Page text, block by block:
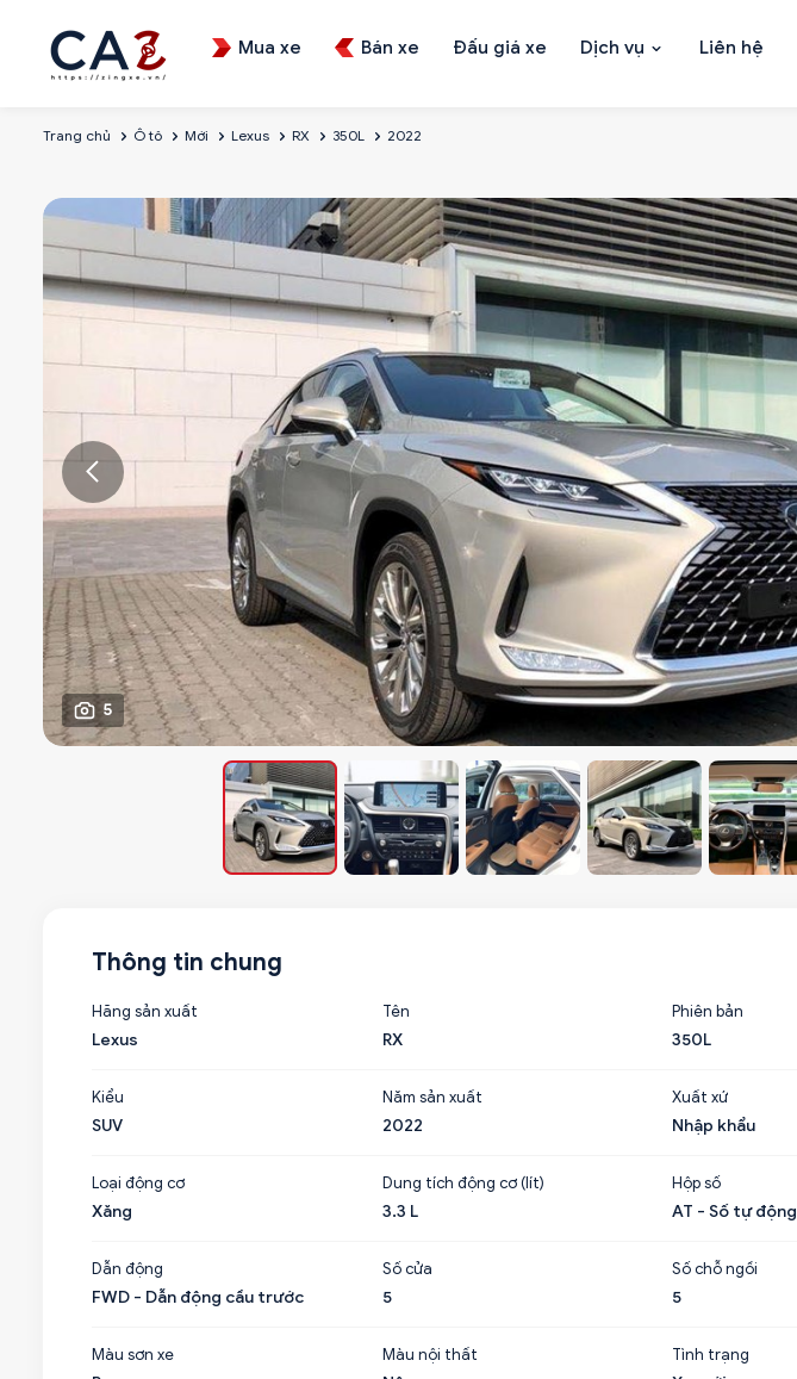
Mua xe Bán xe Đấu giá xe Dịch vụ Liên hệ
Trang chủ Ô tô Mới Lexus RX 350L 2022
5
Thông tin chung
Hãng sản xuất
Lexus
Tên
RX
Phiên bản
350L
Kiểu
SUV
Năm sản xuất
2022
Xuất xứ
Nhập khẩu
Loại động cơ
Xăng
Dung tích động cơ (lít)
3.3 L
Hộp số
AT - Số tự động
Dẫn động
FWD - Dẫn động cầu trước
Số cửa
5
Số chỗ ngồi
5
Màu sơn xe
Màu nội thất
Tình trạng